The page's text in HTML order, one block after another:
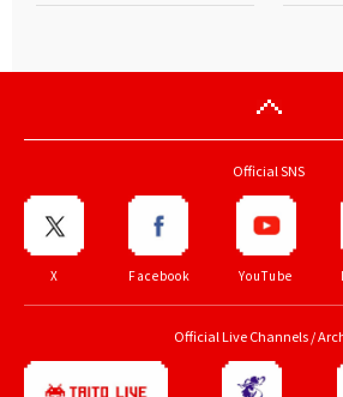
Official SNS
X Facebook YouTube
Official Live Channels /